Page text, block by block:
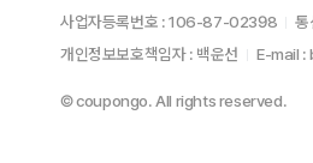
사업자등록번호 : 106-87-02398
개인정보보호책임자 : 백운선
E-mail
© coupongo. All rights reserved.